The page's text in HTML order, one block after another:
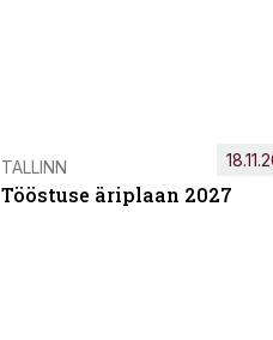
TALLINN
Tööstuse äriplaan 2027